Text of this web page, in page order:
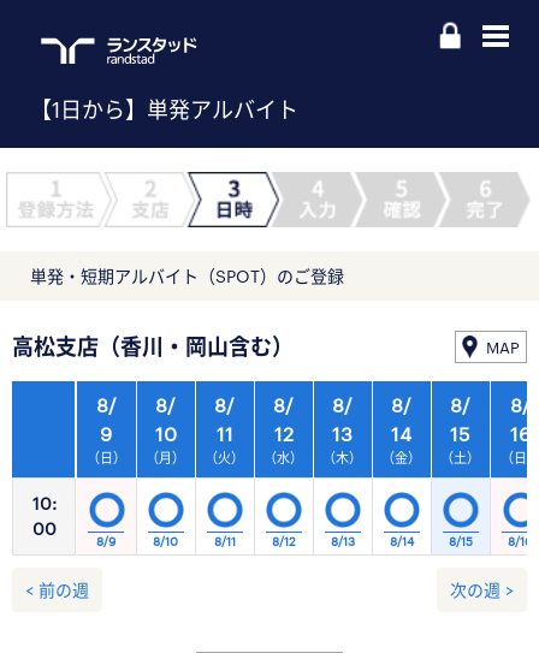
【1日から】単発アルバイト
単発・短期アルバイト（SPOT）のご登録
高松支店（香川・岡山含む） MAP
10:
00
8/
9
（日）
8/
10
（月）
8/
11
（火）
8/
12
（水）
8/
13
（木）
8/
14
（金）
8/
15
（土）
8/9 8/10 8/11 8/12 8/13 8/14 8/15
8/
16
（日）
8/16
< 前の週 次の週 >